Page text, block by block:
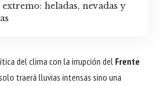
heladas, nevadas y
del clima con la irrupción del Frente
traerá lluvias intensas sino una